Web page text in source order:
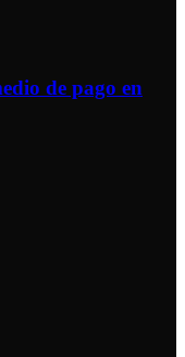
de pago en